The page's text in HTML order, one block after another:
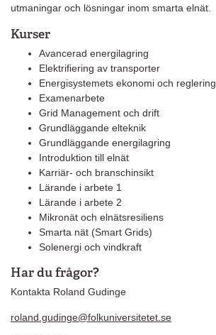
utmaningar och lösningar inom smarta elnät.
Kurser
Avancerad energilagring
Elektrifiering av transporter
Energisystemets ekonomi och reglering
Examenarbete
Grid Management och drift
Grundläggande elteknik
Grundläggande energilagring
Introduktion till elnät
Karriär- och branschinsikt
Lärande i arbete 1
Lärande i arbete 2
Mikronät och elnätsresiliens
Smarta nät (Smart Grids)
Solenergi och vindkraft
Har du frågor?
Kontakta Roland Gudinge
roland.gudinge@folkuniversitetet.se